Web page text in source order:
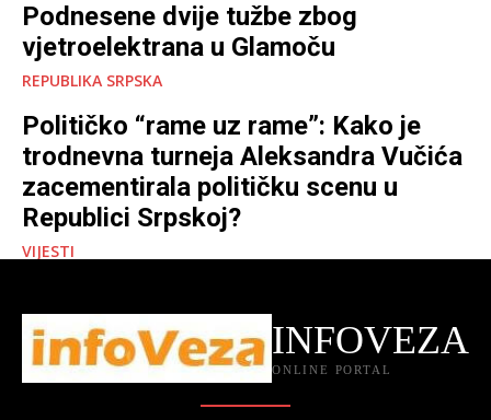
Podnesene dvije tužbe zbog
vjetroelektrana u Glamoču
REPUBLIKA SRPSKA
Političko “rame uz rame”: Kako je
trodnevna turneja Aleksandra Vučića
zacementirala političku scenu u
Republici Srpskoj?
VIJESTI
INFOVEZA
ONLINE PORTAL